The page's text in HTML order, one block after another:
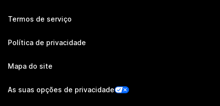
Termos de serviço
Política de privacidade
Mapa do site
As suas opções de privacidade